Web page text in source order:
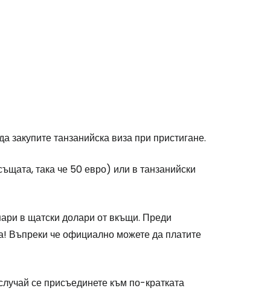
танзанийска виза при пристигане.
така че 50 евро) или в танзанийски
в щатски долари от вкъщи. Преди
Въпреки че официално можете да платите
се присъединете към по-кратката